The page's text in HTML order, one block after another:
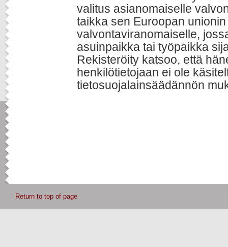
valitus asianomaiselle
taikka sen Euroopan
valvontaviranomaiselle,
asuinpaikka tai työpaikka
Rekisteröity katsoo, että
henkilötietojaan ei ole
tietosuojalainsäädännön
Return to top of page